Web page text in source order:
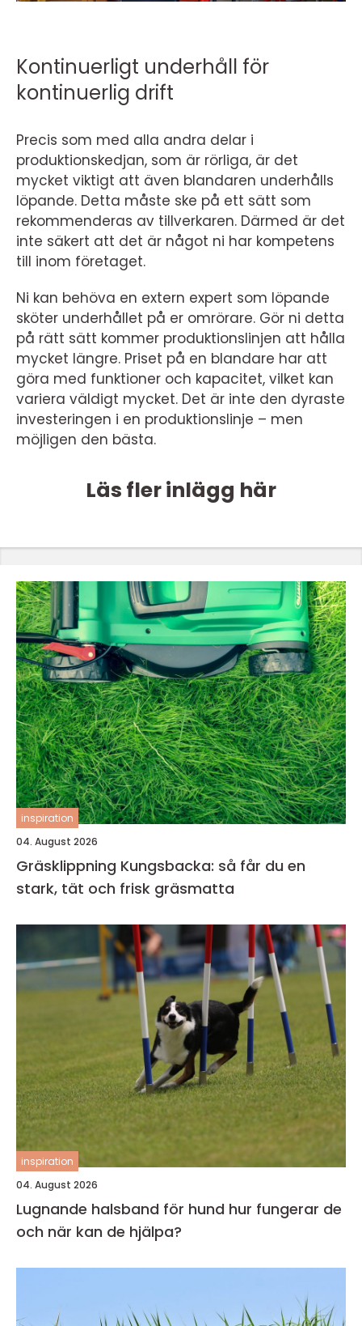
Kontinuerligt underhåll för
kontinuerlig drift
Precis som med alla andra delar i
produktionskedjan, som är rörliga, är det
mycket viktigt att även blandaren underhålls
löpande. Detta måste ske på ett sätt som
rekommenderas av tillverkaren. Därmed är det
inte säkert att det är något ni har kompetens
till inom företaget.
Ni kan behöva en extern expert som löpande
sköter underhållet på er omrörare. Gör ni detta
på rätt sätt kommer produktionslinjen att hålla
mycket längre. Priset på en blandare har att
göra med funktioner och kapacitet, vilket kan
variera väldigt mycket. Det är inte den dyraste
investeringen i en produktionslinje – men
möjligen den bästa.
Läs fler inlägg här
inspiration
04. August 2026
Gräsklippning Kungsbacka: så får du en
stark, tät och frisk gräsmatta
inspiration
04. August 2026
Lugnande halsband för hund hur fungerar de
och när kan de hjälpa?